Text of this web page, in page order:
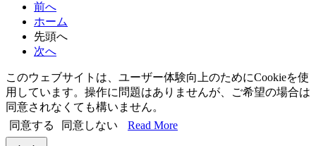
前へ
ホーム
先頭へ
次へ
このウェブサイトは、ユーザー体験向上のためにCookieを使
用しています。操作に問題はありませんが、ご希望の場合は
同意されなくても構いません。
同意する
同意しない Read More